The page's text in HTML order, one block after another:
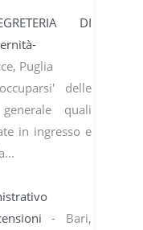
DI
Puglia
delle
quali
in ingresso e
- Bari,